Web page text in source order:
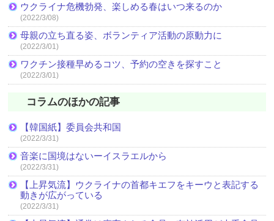
ウクライナ危機勃発、楽しめる春はいつ来るのか
(2022/3/08)
母親の立ち直る姿、ボランティア活動の原動力に
(2022/3/01)
ワクチン接種早めるコツ、予約の空きを探すこと
(2022/3/01)
コラムのほかの記事
【韓国紙】委員会共和国
(2022/3/31)
音楽に国境はないーイスラエルから
(2022/3/31)
【上昇気流】ウクライナの首都キエフをキーウと表記する
動きが広がっている
(2022/3/31)